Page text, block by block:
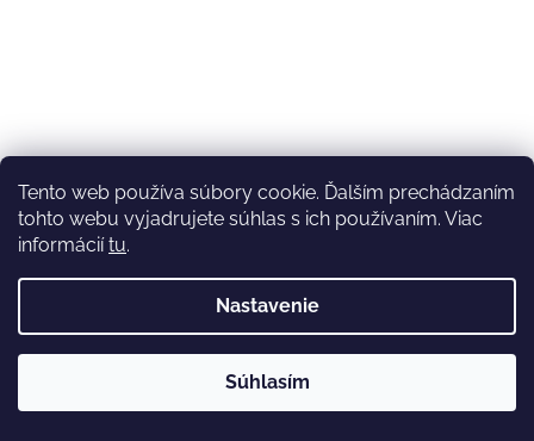
Tento web používa súbory cookie. Ďalším prechádzaním
tohto webu vyjadrujete súhlas s ich používaním. Viac
informáciítu.
Nastavenie
Súhlasím
nedostupná (na email reagujeme nonstop), expedícia ako
obvykle💚Ďakujeme, že ste s nami💚